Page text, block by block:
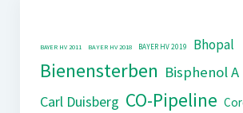
BAYER HV 2011 BAYER HV 2018 BAYER HV 2019 Bhopal
Bienensterben Bisphenol A
Carl Duisberg CO-Pipeline